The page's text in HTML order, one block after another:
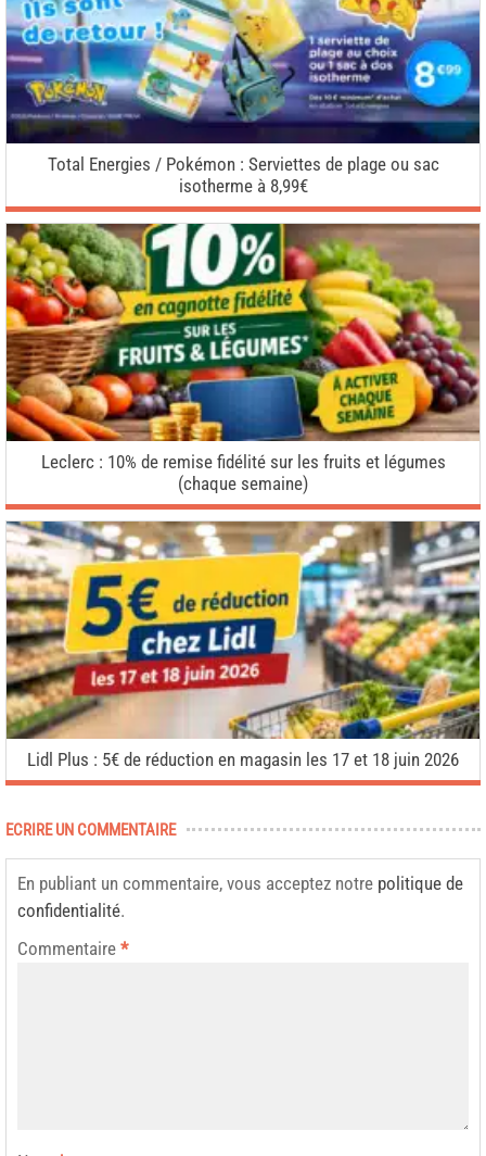
Total Energies / Pokémon : Serviettes de plage ou sac
isotherme à 8,99€
Leclerc : 10% de remise fidélité sur les fruits et légumes
(chaque semaine)
Lidl Plus : 5€ de réduction en magasin les 17 et 18 juin 2026
ECRIRE UN COMMENTAIRE
En publiant un commentaire, vous acceptez notre politique de
confidentialité.
Commentaire *